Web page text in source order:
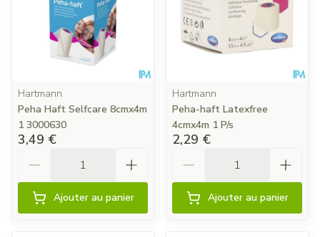
Hartmann
Peha Haft Selfcare 8cmx4m
1 3000630
3,49 €
Ajouter au panier
Hartmann
Peha-haft Latexfree
4cmx4m 1 P/s
2,29 €
Ajouter au panier